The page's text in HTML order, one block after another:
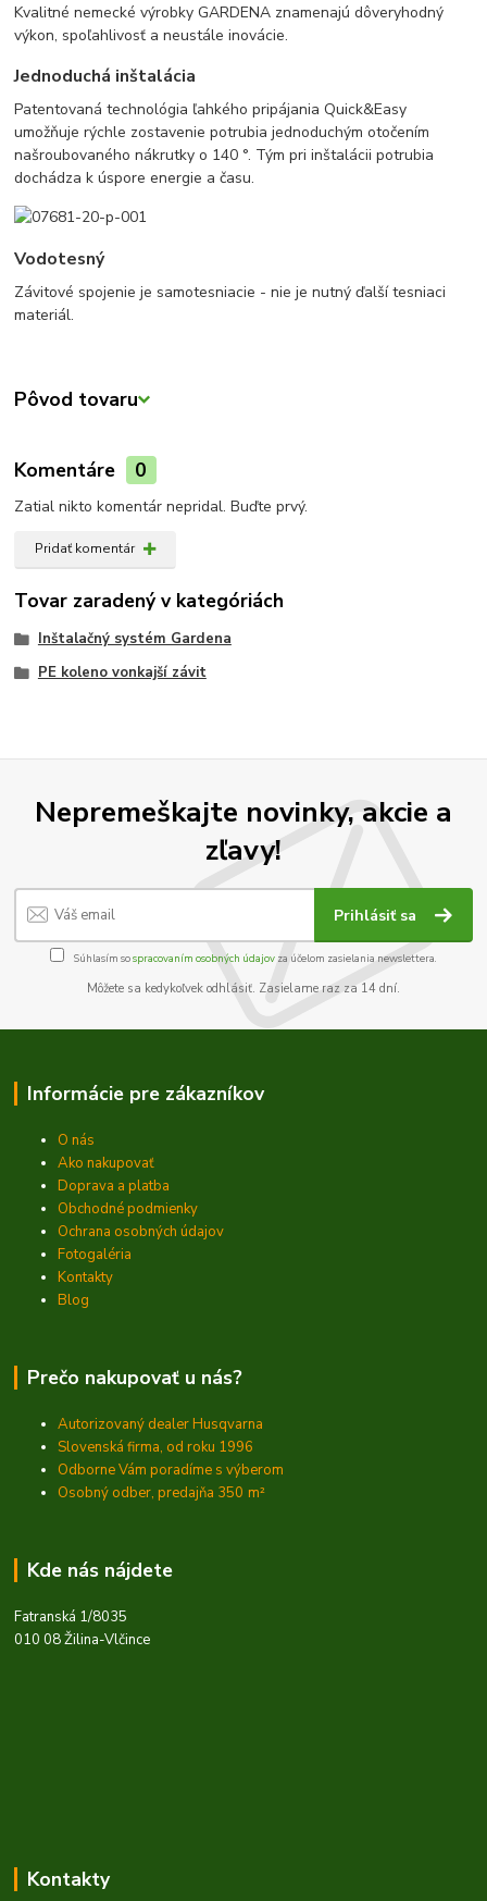
Kvalitné nemecké výrobky GARDENA znamenajú dôveryhodný
výkon, spoľahlivosť a neustále inovácie.
Jednoduchá inštalácia
Patentovaná technológia ľahkého pripájania Quick&Easy
umožňuje rýchle zostavenie potrubia jednoduchým otočením
našroubovaného nákrutky o 140 °. Tým pri inštalácii potrubia
dochádza k úspore energie a času.
Vodotesný
Závitové spojenie je samotesniacie - nie je nutný ďalší tesniaci
materiál.
Pôvod tovaru
Komentáre 0
Zatial nikto komentár nepridal. Buďte prvý.
Pridať komentár
Tovar zaradený v kategóriách
Inštalačný systém Gardena
PE koleno vonkajší závit
Nepremeškajte novinky, akcie a
zľavy!
Prihlásiť sa
Súhlasím sospracovaním osobných údajov za účelom zasielania newslettera.
Môžete sa kedykoľvek odhlásiť. Zasielame raz za 14 dní.
Informácie pre zákazníkov
O nás
Ako nakupovať
Doprava a platba
Obchodné podmienky
Ochrana osobných údajov
Fotogaléria
Kontakty
Blog
Prečo nakupovať u nás?
Autorizovaný dealer Husqvarna
Slovenská firma, od roku 1996
Odborne Vám poradíme s výberom
Osobný odber, predajňa 350 m²
Kde nás nájdete
Fatranská 1/8035
010 08 Žilina-Vlčince
Kontakty